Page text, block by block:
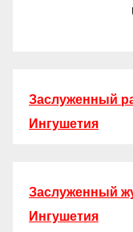
Заслуженный
Ингушетия
Заслуженный
Ингушетия